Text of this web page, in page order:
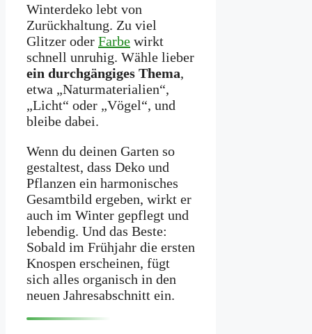
Winterdeko lebt von
Zurückhaltung. Zu viel
Glitzer oder Farbe wirkt
schnell unruhig. Wähle lieber
ein durchgängiges Thema,
etwa „Naturmaterialien“,
„Licht“ oder „Vögel“, und
bleibe dabei.
Wenn du deinen Garten so
gestaltest, dass Deko und
Pflanzen ein harmonisches
Gesamtbild ergeben, wirkt er
auch im Winter gepflegt und
lebendig. Und das Beste:
Sobald im Frühjahr die ersten
Knospen erscheinen, fügt
sich alles organisch in den
neuen Jahresabschnitt ein.